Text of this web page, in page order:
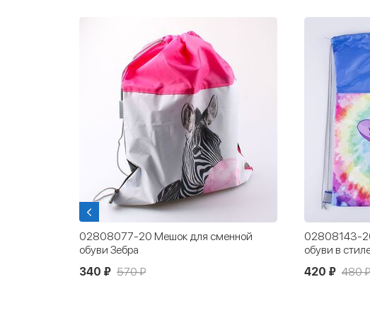
02808077-20 Мешок для сменной
обуви Зебра
340 ₽ 570 ₽
02808143-
обуви в
420 ₽ 480 ₽